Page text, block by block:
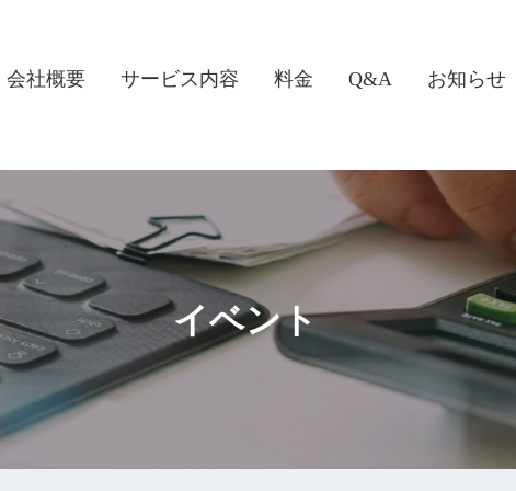
会社概要 サービス内容 料金 Q&A お知らせ
イベント